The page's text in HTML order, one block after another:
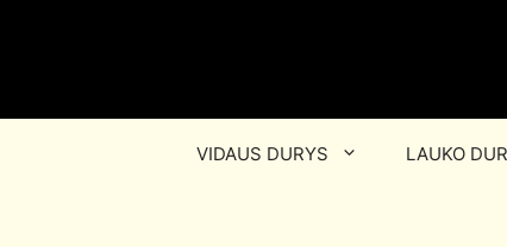
VIDAUS DURYS LAUKO